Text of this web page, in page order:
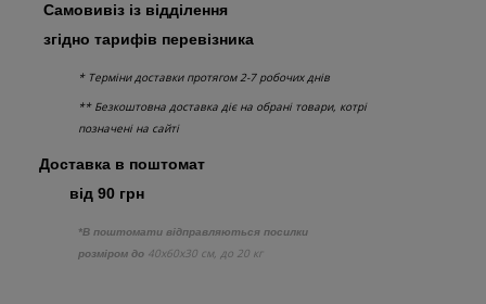
Самовивіз із відділення
згідно тарифів перевізника
* Терміни доставки протягом 2-7 робочих днів
** Безкоштовна доставка діє на обрані товари, котрі
позначені на сайті
Доставка в поштомат
від 90 грн
*В поштомати відправляються посилки
розміром до 40х60х30 см, до 20 кг